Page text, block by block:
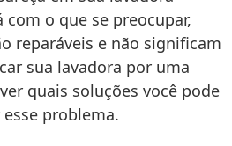
com o que se preocupar,
reparáveis e não significam
sua lavadora por uma
quais soluções você pode
problema.